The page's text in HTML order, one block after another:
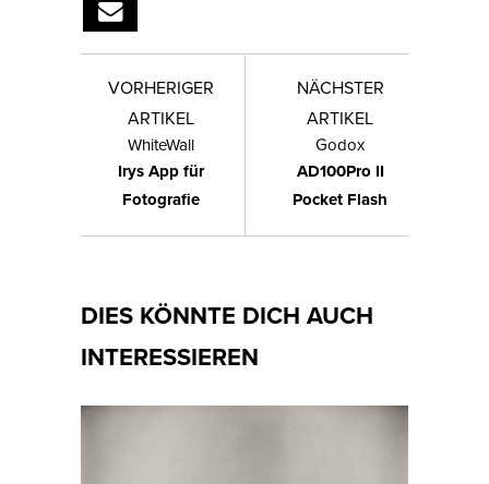
VORHERIGER
ARTIKEL
WhiteWall
Irys App für
Fotografie
NÄCHSTER
ARTIKEL
Godox
AD100Pro II
Pocket Flash
DIES KÖNNTE DICH AUCH
INTERESSIEREN